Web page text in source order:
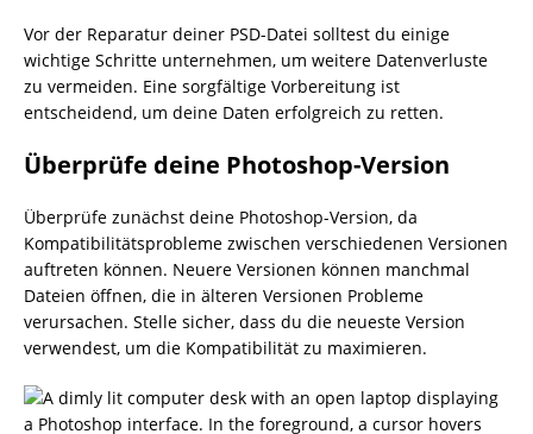
Vor der Reparatur deiner PSD-Datei solltest du einige
wichtige Schritte unternehmen, um weitere Datenverluste
zu vermeiden. Eine sorgfältige Vorbereitung ist
entscheidend, um deine Daten erfolgreich zu retten.
Überprüfe deine Photoshop-Version
Überprüfe zunächst deine Photoshop-Version, da
Kompatibilitätsprobleme zwischen verschiedenen Versionen
auftreten können. Neuere Versionen können manchmal
Dateien öffnen, die in älteren Versionen Probleme
verursachen. Stelle sicher, dass du die neueste Version
verwendest, um die Kompatibilität zu maximieren.